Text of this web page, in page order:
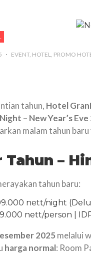
EVENT HOTEL PROMO
tahun, Hotel
– New Year’s Eve
malam tahun
–
tahun baru:
nett/night
nett/person |
2025 melalui
harga normal: Room